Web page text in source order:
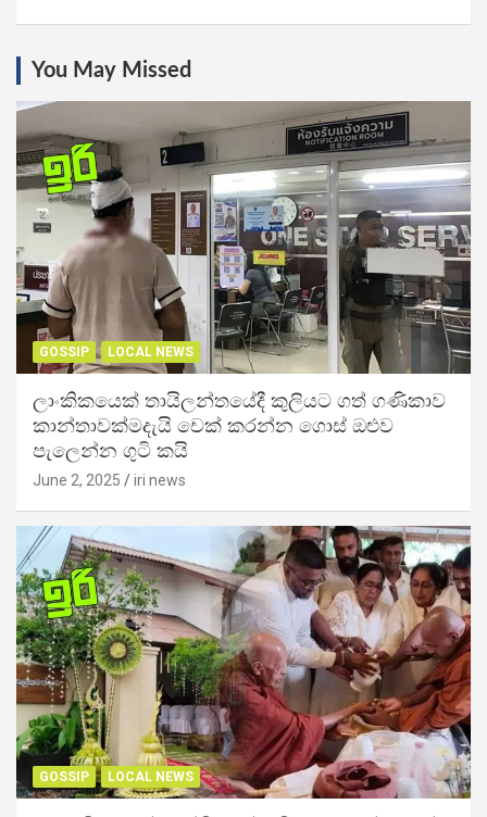
You May Missed
GOSSIP LOCAL NEWS
ලාංකිකයෙක් තායිලන්තයේදී කුලියට ගත් ගණිකාව
කාන්තාවක්මදැයි චෙක් කරන්න ගොස් ඔළුව
පැලෙන්න ගුටි කයි
June 2, 2025 iri news
GOSSIP LOCAL NEWS